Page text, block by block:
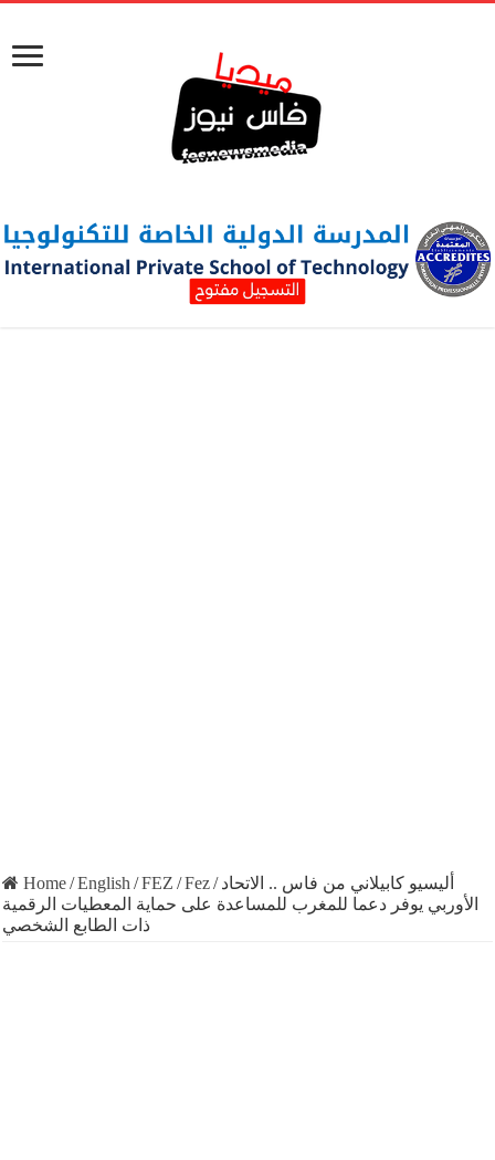
Home/English /FEZ /Fez/ أليسيو كابيلاني من فاس .. الاتحاد
الأوربي يوفر دعما للمغرب للمساعدة على حماية المعطيات الرقمية
ذات الطابع الشخصي